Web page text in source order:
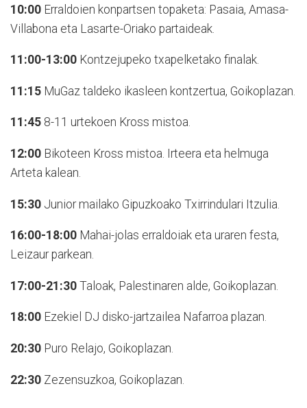
10:00 Erraldoien konpartsen topaketa: Pasaia, Amasa-
Villabona eta Lasarte-Oriako partaideak.
11:00-13:00 Kontzejupeko txapelketako finalak.
11:15 MuGaz taldeko ikasleen kontzertua, Goikoplazan.
11:45 8-11 urtekoen Kross mistoa.
12:00 Bikoteen Kross mistoa. Irteera eta helmuga
Arteta kalean.
15:30 Junior mailako Gipuzkoako Txirrindulari Itzulia.
16:00-18:00 Mahai-jolas erraldoiak eta uraren festa,
Leizaur parkean.
17:00-21:30 Taloak, Palestinaren alde, Goikoplazan.
18:00 Ezekiel DJ disko-jartzailea Nafarroa plazan.
20:30 Puro Relajo, Goikoplazan.
22:30 Zezensuzkoa, Goikoplazan.